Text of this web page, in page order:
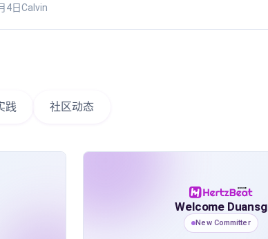
4日Calvin
践 社区动态
Welcome Duansg
New Committer